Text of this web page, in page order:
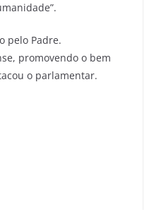
pelo Padre.
promovendo o bem
o parlamentar.